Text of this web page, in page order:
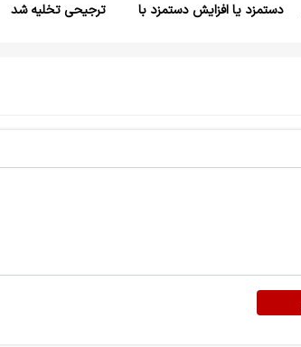
دستمزد یا افزایش دستمزد با
ترجیحی تخلیه شد